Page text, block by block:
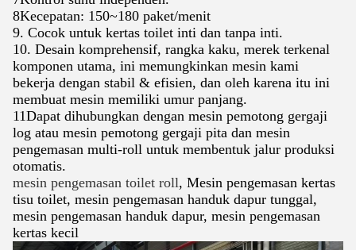
8Kecepatan: 150~180 paket/menit
9. Cocok untuk kertas toilet inti dan tanpa inti.
10. Desain komprehensif, rangka kaku, merek terkenal
komponen utama, ini memungkinkan mesin kami
bekerja dengan stabil & efisien, dan oleh karena itu ini
membuat mesin memiliki umur panjang.
11Dapat dihubungkan dengan mesin pemotong gergaji
log atau mesin pemotong gergaji pita dan mesin
pengemasan multi-roll untuk membentuk jalur produksi
otomatis.
mesin pengemasan toilet roll, Mesin pengemasan kertas
tisu toilet, mesin pengemasan handuk dapur tunggal,
mesin pengemasan handuk dapur, mesin pengemasan
kertas kecil